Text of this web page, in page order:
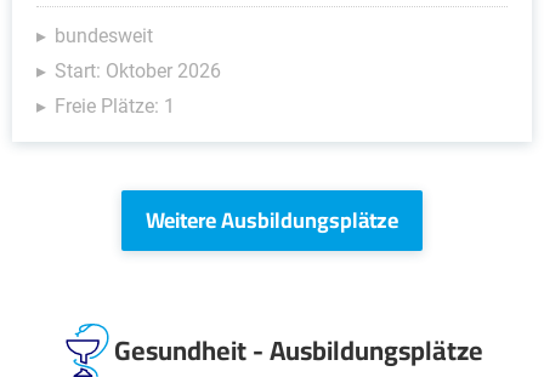
bundesweit
Start: Oktober 2026
Freie Plätze: 1
Weitere Ausbildungsplätze
Gesundheit - Ausbildungsplätze